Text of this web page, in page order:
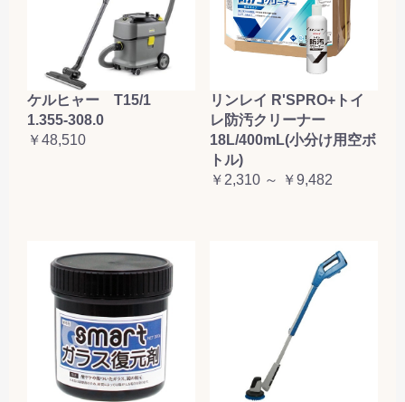
ケルヒャー T15/1
1.355-308.0
￥48,510
リンレイ R'SPRO+トイ
レ防汚クリーナー
18L/400mL(小分け用空ボ
トル)
￥2,310 ～ ￥9,482